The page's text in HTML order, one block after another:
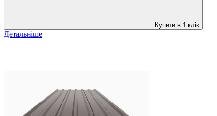
Купити в 1 клік
Детальніше